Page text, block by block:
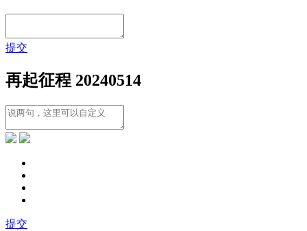
提交
再起征程 20240514
提交